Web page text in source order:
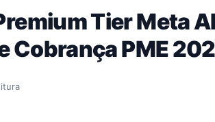
Tier Meta
Cobrança PME